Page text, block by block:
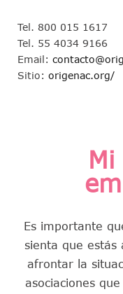
Tel. 800 015 1617
Tel. 55 4034 9166
Email:
Sitio: origenac.org/
Es importante
sienta que estás
afrontar la
asociaciones